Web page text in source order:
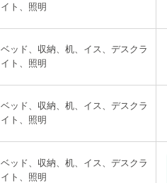
イト、照明
ベッド、収納、机、イス、デスクラ
イト、照明
ベッド、収納、机、イス、デスクラ
イト、照明
ベッド、収納、机、イス、デスクラ
イト、照明